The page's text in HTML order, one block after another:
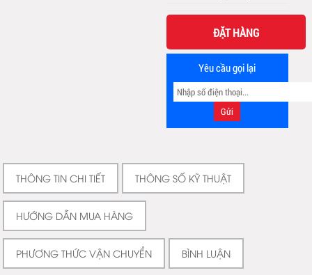
ĐẶT HÀNG
Yêu cầu gọi lại
THÔNG TIN CHI TIẾT THÔNG SỐ KỸ THUẬT
HƯỚNG DẪN MUA HÀNG
PHƯƠNG THỨC VẬN CHUYỂN BÌNH LUẬN